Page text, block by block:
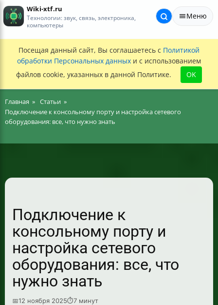
Wiki-xtf.ru
Технологии: звук, связь, электроника,
компьютеры
Меню
Посещая данный сайт, Вы соглашаетесь с Политикой
обработки Персональных данных и с использованием
файлов cookie, указанных в данной Политике.
OK
Главная
Статьи
Подключение к консольному порту и настройка сетевого
оборудования: все, что нужно знать
Подключение к
консольному порту и
настройка сетевого
оборудования: все, что
нужно знать
📅12 ноября 2025⏱7 минут